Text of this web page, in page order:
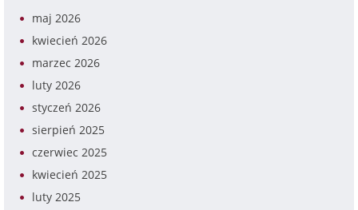
maj 2026
kwiecień 2026
marzec 2026
luty 2026
styczeń 2026
sierpień 2025
czerwiec 2025
kwiecień 2025
luty 2025